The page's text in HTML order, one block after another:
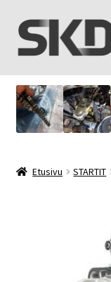
Siirry
navigointiin
Siirry
sisältöön
SKD Auto Ky
Toimitusehdot
Etusivu STARTIT